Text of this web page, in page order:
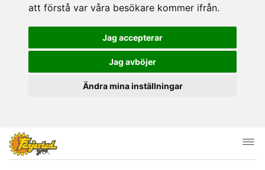
att förstå var våra besökare kommer ifrån.
Jag accepterar
Jag avböjer
Ändra mina inställningar